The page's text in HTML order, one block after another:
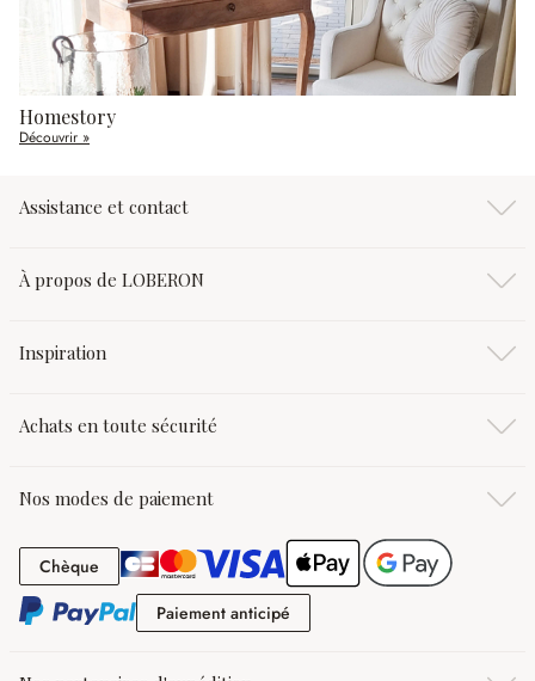
Homestory
Découvrir »
Assistance et contact
À propos de LOBERON
Inspiration
Achats en toute sécurité
Nos modes de paiement
Chèque Chèque
Paiement anticipé